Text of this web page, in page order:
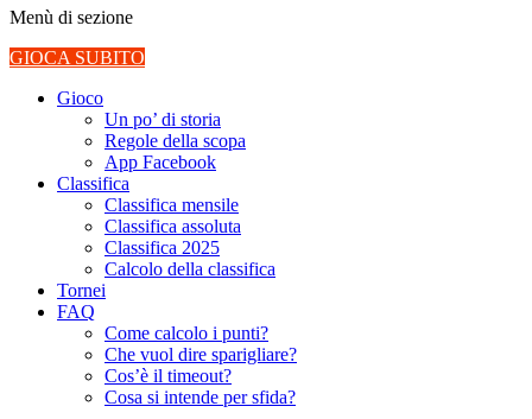
Menù di sezione
GIOCA SUBITO
Gioco
Un po’ di storia
Regole della scopa
App Facebook
Classifica
Classifica mensile
Classifica assoluta
Classifica 2025
Calcolo della classifica
Tornei
FAQ
Come calcolo i punti?
Che vuol dire sparigliare?
Cos’è il timeout?
Cosa si intende per sfida?